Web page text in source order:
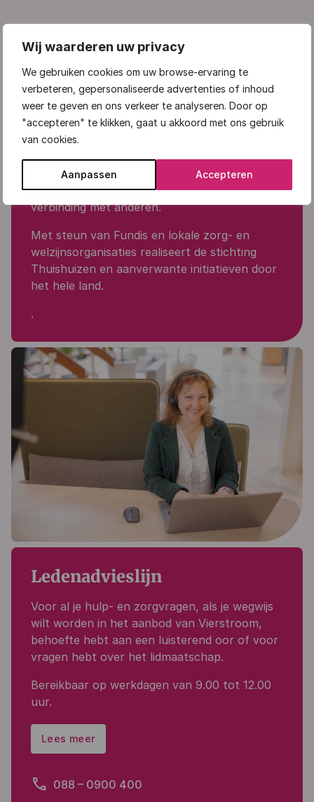
Wij waarderen uw privacy
We gebruiken cookies om uw browse-ervaring te
verbeteren, gepersonaliseerde advertenties of inhoud
weer te geven en ons verkeer te analyseren. Door op
"accepteren" te klikken, gaat u akkoord met ons gebruik
van cookies.
Aanpassen Accepteren
Over Stichting Thuis in
Welzijn
Stichting Thuis in Welzijn is initiatiefnemer van
het Thuishuis-concept.
De stichting ontwikkelt en begeleidt projecten
die bijdragen aanprettig ouder worden in
verbinding met anderen.
Met steun van Fundis en lokale zorg- en
welzijnsorganisaties realiseert de stichting
Thuishuizen en aanverwante initiatieven door
het hele land.
.
Ledenadvieslijn
Voor al je hulp- en zorgvragen, als je wegwijs
wilt worden in het aanbod van Vierstroom,
behoefte hebt aan een luisterend oor of voor
vragen hebt over het lidmaatschap.
Bereikbaar op werkdagen van 9.00 tot 12.00
uur.
Lees meer
phone 088 – 0900 400